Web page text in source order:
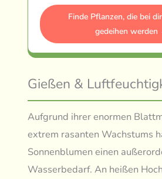
Finde Pflanzen, die bei
gedeihen werden
Gießen &
Aufgrund ihrer enormen
extrem rasanten Wachstums
Sonnenblumen einen
Wasserbedarf. An heißen